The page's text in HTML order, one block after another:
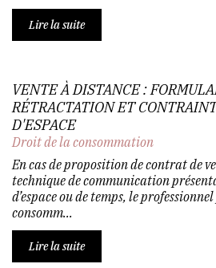
Lire la suite
VENTE À DISTANCE :
RÉTRACTATION ET
D'ESPACE
Droit de la consommation
En cas de proposition de contrat de
technique de communication
d’espace ou de temps, le
consomm...
Lire la suite